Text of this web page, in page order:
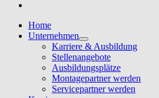
Home
Unternehmen
Karriere & Ausbildung
Stellenangebote
Ausbildungsplätze
Montagepartner werden
Servicepartner werden